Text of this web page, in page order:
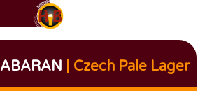
| Czech Pale Lager